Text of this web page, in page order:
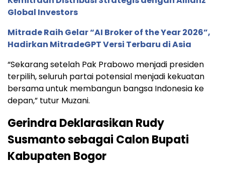
Global Investors
Mitrade Raih Gelar “AI Broker of the Year 2026”,
Hadirkan MitradeGPT Versi Terbaru di Asia
“Sekarang setelah Pak Prabowo menjadi presiden
terpilih, seluruh partai potensial menjadi kekuatan
bersama untuk membangun bangsa Indonesia ke
depan,” tutur Muzani.
Gerindra Deklarasikan Rudy
Susmanto sebagai Calon Bupati
Kabupaten Bogor